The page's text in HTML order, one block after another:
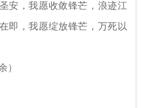
安，我愿收敛锋芒，浪迹江
即，我愿绽放锋芒，万死以
）